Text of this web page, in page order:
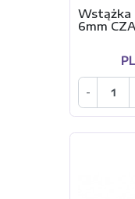
Wstążka
6mm
-